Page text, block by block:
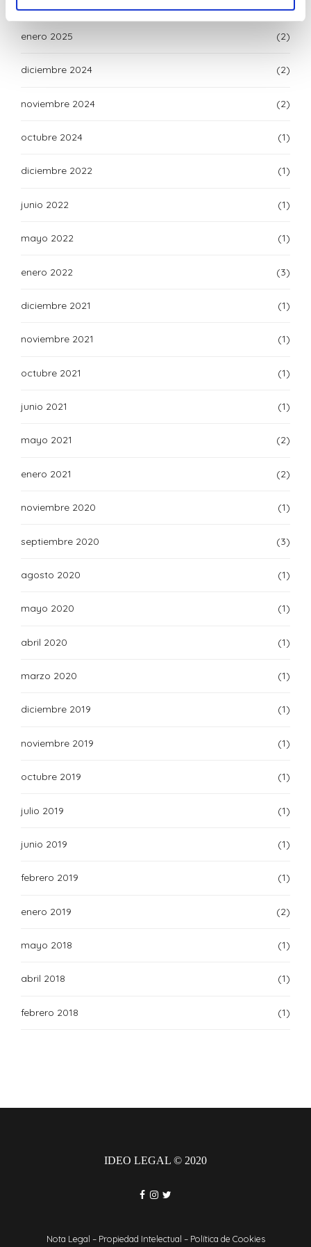
enero 2025 (2)
diciembre 2024 (2)
noviembre 2024 (2)
octubre 2024 (1)
diciembre 2022 (1)
junio 2022 (1)
mayo 2022 (1)
enero 2022 (3)
diciembre 2021 (1)
noviembre 2021 (1)
octubre 2021 (1)
junio 2021 (1)
mayo 2021 (2)
enero 2021 (2)
noviembre 2020 (1)
septiembre 2020 (3)
agosto 2020 (1)
mayo 2020 (1)
abril 2020 (1)
marzo 2020 (1)
diciembre 2019 (1)
noviembre 2019 (1)
octubre 2019 (1)
julio 2019 (1)
junio 2019 (1)
febrero 2019 (1)
enero 2019 (2)
mayo 2018 (1)
abril 2018 (1)
febrero 2018 (1)
IDEO LEGAL © 2020
Nota Legal – Propiedad Intelectual – Política de Cookies